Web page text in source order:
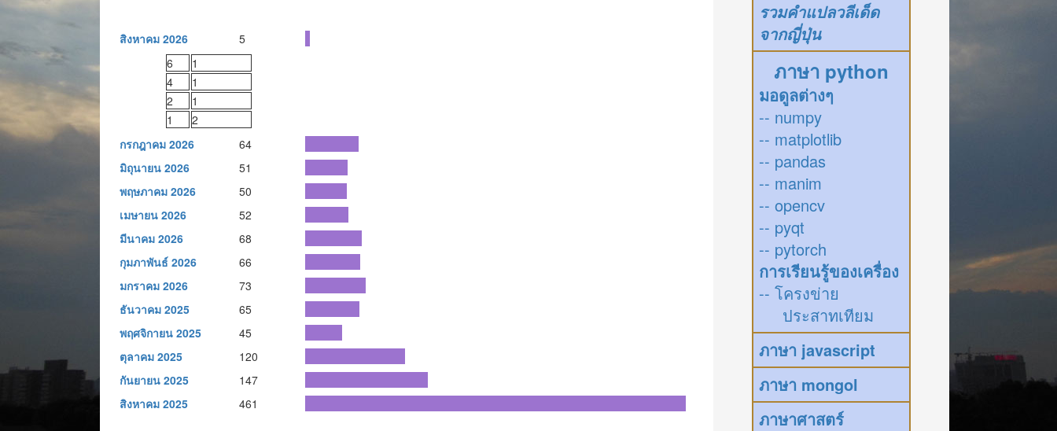
สิงหาคม 2026
5
6
1
4
1
2
1
1
2
กรกฎาคม 2026
64
มิถุนายน 2026
51
พฤษภาคม 2026
50
เมษายน 2026
52
มีนาคม 2026
68
กุมภาพันธ์ 2026
66
มกราคม 2026
73
ธันวาคม 2025
65
พฤศจิกายน 2025
45
ตุลาคม 2025
120
กันยายน 2025
147
สิงหาคม 2025
461
รวมคำแปลวลีเด็ด
จากญี่ปุ่น
ภาษา python
มอดูลต่างๆ
-- numpy
-- matplotlib
-- pandas
-- manim
-- opencv
-- pyqt
-- pytorch
การเรียนรู้ของเครื่อง
-- โครงข่าย
ประสาทเทียม
ภาษา javascript
ภาษา mongol
ภาษาศาสตร์